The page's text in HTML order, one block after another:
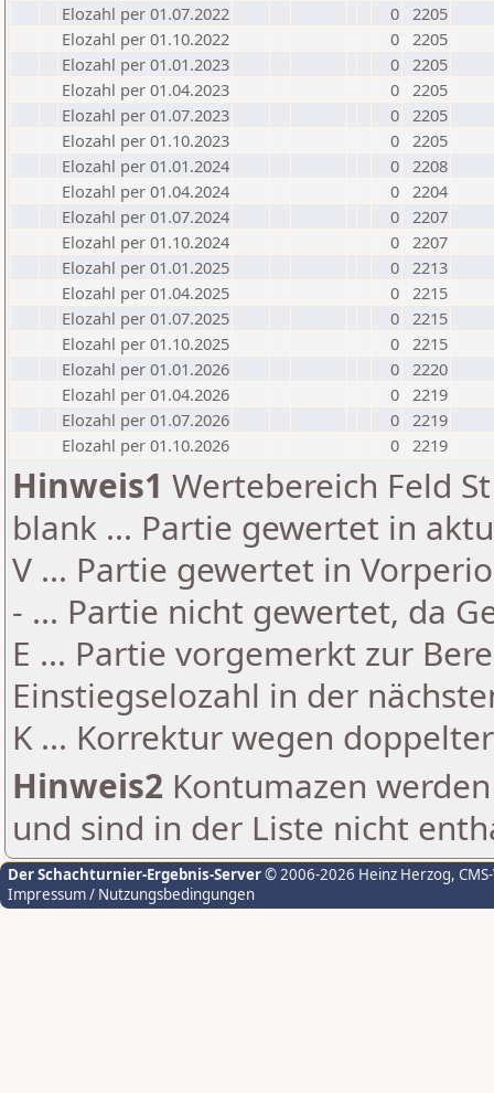
Elozahl per 01.07.2022
0 2205
Elozahl per 01.10.2022
0 2205
Elozahl per 01.01.2023
0 2205
Elozahl per 01.04.2023
0 2205
Elozahl per 01.07.2023
0 2205
Elozahl per 01.10.2023
0 2205
Elozahl per 01.01.2024
0 2208
Elozahl per 01.04.2024
0 2204
Elozahl per 01.07.2024
0 2207
Elozahl per 01.10.2024
0 2207
Elozahl per 01.01.2025
0 2213
Elozahl per 01.04.2025
0 2215
Elozahl per 01.07.2025
0 2215
Elozahl per 01.10.2025
0 2215
Elozahl per 01.01.2026
0 2220
Elozahl per 01.04.2026
0 2219
Elozahl per 01.07.2026
0 2219
Elozahl per 01.10.2026
0 2219
Hinweis1 Wertebereich Feld
blank ... Partie gewertet in
V ... Partie gewertet in
- ... Partie nicht gewertet, da
E ... Partie vorgemerkt zur
Einstiegselozahl in der
K ... Korrektur wegen
Hinweis2 Kontumazen
und sind in der Liste nicht
Der Schachturnier-Ergebnis-Server© 2006-2026 Heinz Herzog,
Impressum / Nutzungsbedingungen